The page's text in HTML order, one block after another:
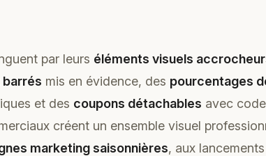
par leurs éléments visuels
barrés mis en évidence, des pourcentages
et des coupons détachables avec
créent un ensemble visuel
marketing saisonnières, aux